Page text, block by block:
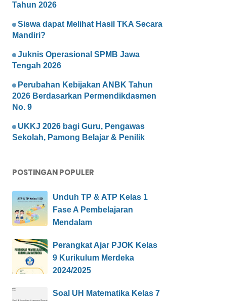
Tahun 2026
Siswa dapat Melihat Hasil TKA Secara
Mandiri?
Juknis Operasional SPMB Jawa
Tengah 2026
Perubahan Kebijakan ANBK Tahun
2026 Berdasarkan Permendikdasmen
No. 9
UKKJ 2026 bagi Guru, Pengawas
Sekolah, Pamong Belajar & Penilik
POSTINGAN POPULER
Unduh TP & ATP Kelas 1
Fase A Pembelajaran
Mendalam
Perangkat Ajar PJOK Kelas
9 Kurikulum Merdeka
2024/2025
Soal UH Matematika Kelas 7